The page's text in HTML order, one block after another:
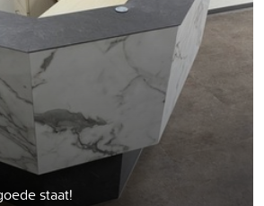
staat!